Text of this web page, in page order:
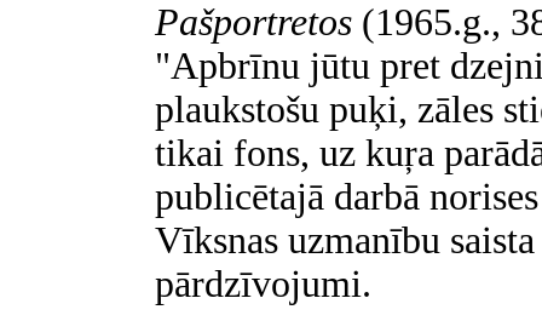
Pašportretos (1965.g.,
"Apbrīnu jūtu pret
plaukstošu puķi, zāles
tikai fons, uz kuŗa
publicētajā darbā
Vīksnas uzmanību
pārdzīvojumi.